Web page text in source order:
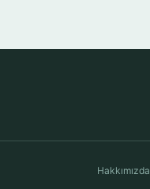
Hakkımızda